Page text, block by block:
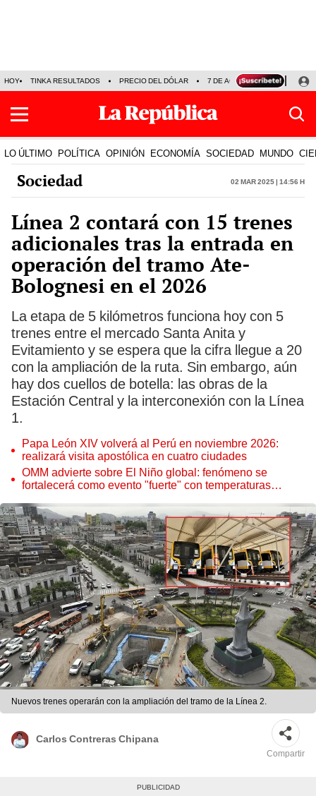
HOY TINKA RESULTADOS PRECIO DEL DÓLAR 7 DE AGOSTO OLLANTA
LO ÚLTIMO POLÍTICA OPINIÓN ECONOMÍA SOCIEDAD MUNDO
Sociedad 02 Mar 2025 | 14:56 h
Línea 2 contará con 15 trenes
adicionales tras la entrada en
operación del tramo Ate-
Bolognesi en el 2026
La etapa de 5 kilómetros funciona hoy con 5
trenes entre el mercado Santa Anita y
Evitamiento y se espera que la cifra llegue a 20
con la ampliación de la ruta. Sin embargo, aún
hay dos cuellos de botella: las obras de la
Estación Central y la interconexión con la Línea
1.
Papa León XIV volverá al Perú en noviembre 2026:
realizará visita apostólica en cuatro ciudades
OMM advierte sobre El Niño global: fenómeno se
fortalecerá como evento "fuerte" con temperaturas
Nuevos trenes operarán con la ampliación del tramo de la Línea 2.
Carlos Contreras Chipana
Compartir